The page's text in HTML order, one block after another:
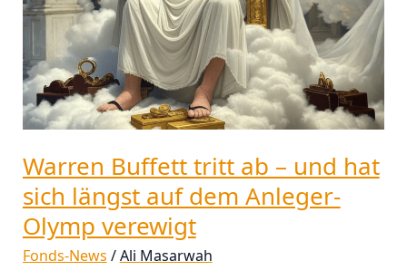
Warren Buffett tritt ab – und hat
sich längst auf dem Anleger-
Olymp verewigt
Fonds-News /Ali Masarwah
hat
sich
längst
auf
dem
Anleger-
verewigt